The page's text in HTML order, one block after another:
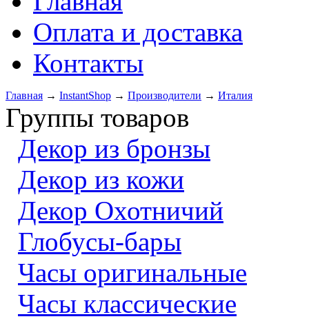
Оплата и доставка
Контакты
Главная → InstantShop → Производители → Италия
Группы товаров
Декор из бронзы
Декор из кожи
Декор Охотничий
Глобусы-бары
Часы оригинальные
Часы классические